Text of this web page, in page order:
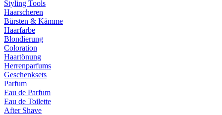
Styling Tools
Haarscheren
Bürsten & Kämme
Haarfarbe
Blondierung
Coloration
Haartönung
Herrenparfums
Geschenksets
Parfum
Eau de Parfum
Eau de Toilette
After Shave